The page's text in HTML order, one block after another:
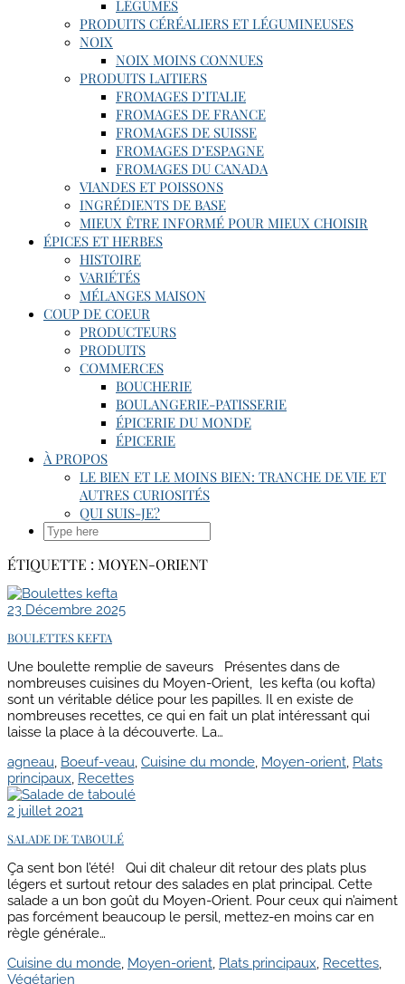
LÉGUMES
PRODUITS CÉRÉALIERS ET LÉGUMINEUSES
NOIX
NOIX MOINS CONNUES
PRODUITS LAITIERS
FROMAGES D’ITALIE
FROMAGES DE FRANCE
FROMAGES DE SUISSE
FROMAGES D’ESPAGNE
FROMAGES DU CANADA
VIANDES ET POISSONS
INGRÉDIENTS DE BASE
MIEUX ÊTRE INFORMÉ POUR MIEUX CHOISIR
ÉPICES ET HERBES
HISTOIRE
VARIÉTÉS
MÉLANGES MAISON
COUP DE COEUR
PRODUCTEURS
PRODUITS
COMMERCES
BOUCHERIE
BOULANGERIE-PATISSERIE
ÉPICERIE DU MONDE
ÉPICERIE
À PROPOS
LE BIEN ET LE MOINS BIEN: TRANCHE DE VIE ET
AUTRES CURIOSITÉS
QUI SUIS-JE?
SEARCH
ÉTIQUETTE : MOYEN-ORIENT
23 Décembre 2025
BOULETTES KEFTA
Une boulette remplie de saveurs Présentes dans de
nombreuses cuisines du Moyen-Orient, les kefta (ou kofta)
sont un véritable délice pour les papilles. Il en existe de
nombreuses recettes, ce qui en fait un plat intéressant qui
laisse la place à la découverte. La…
agneau, Boeuf-veau, Cuisine du monde, Moyen-orient, Plats
principaux, Recettes
2 juillet 2021
SALADE DE TABOULÉ
Ça sent bon l’été! Qui dit chaleur dit retour des plats plus
légers et surtout retour des salades en plat principal. Cette
salade a un bon goût du Moyen-Orient. Pour ceux qui n’aiment
pas forcément beaucoup le persil, mettez-en moins car en
règle générale…
Cuisine du monde, Moyen-orient, Plats principaux, Recettes,
Végétarien